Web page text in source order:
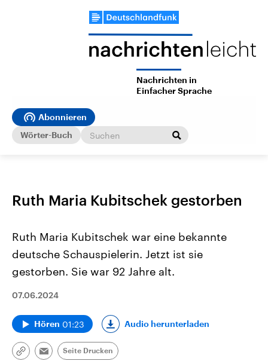
Nachrichten in
Einfacher Sprache
Abonnieren
Wörter-Buch
Ruth Maria Kubitschek gestorben
Ruth Maria Kubitschek war eine bekannte
deutsche Schauspielerin. Jetzt ist sie
gestorben. Sie war 92 Jahre alt.
07.06.2024
Hören 01:23 Audio herunterladen
Link
Email
Seite Drucken